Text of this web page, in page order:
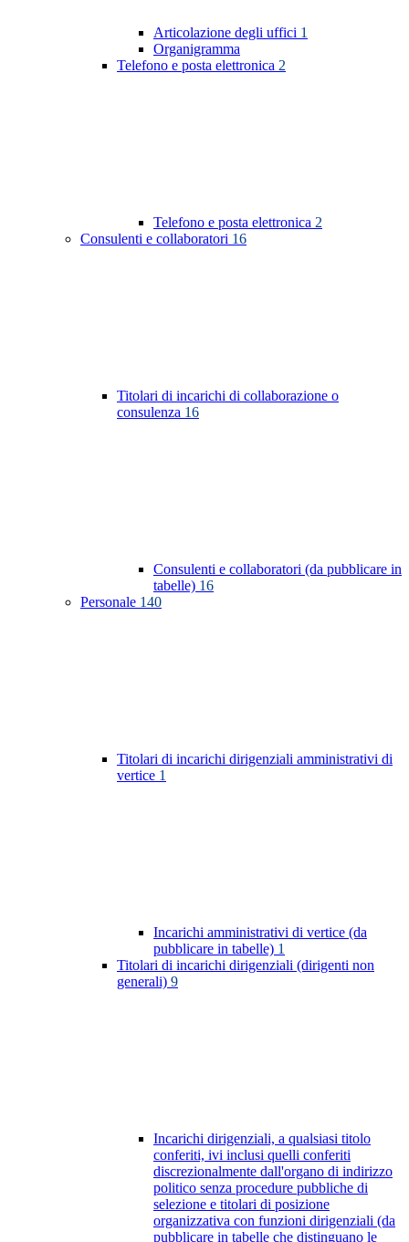
Articolazione degli uffici 1
Organigramma
Telefono e posta elettronica 2
Telefono e posta elettronica 2
Consulenti e collaboratori 16
Titolari di incarichi di collaborazione o
consulenza 16
Consulenti e collaboratori (da pubblicare in
tabelle) 16
Personale 140
Titolari di incarichi dirigenziali amministrativi di
vertice 1
Incarichi amministrativi di vertice (da
pubblicare in tabelle) 1
Titolari di incarichi dirigenziali (dirigenti non
generali) 9
Incarichi dirigenziali, a qualsiasi titolo
conferiti, ivi inclusi quelli conferiti
discrezionalmente dall'organo di indirizzo
politico senza procedure pubbliche di
selezione e titolari di posizione
organizzativa con funzioni dirigenziali (da
pubblicare in tabelle che distinguano le